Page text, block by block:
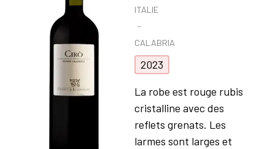
ITALIE
CALABRIA
2023
La robe est rouge rubis
cristalline avec des
reflets grenats. Les
larmes sont larges et